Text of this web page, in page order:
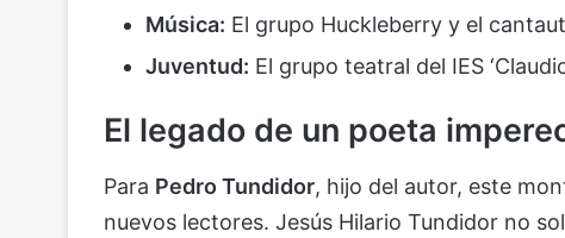
Música: El grupo Huckleberry y el
Juventud: El grupo teatral del IES
El legado de un poeta
Para Pedro Tundidor, hijo del autor, este
nuevos lectores. Jesús Hilario Tundidor no